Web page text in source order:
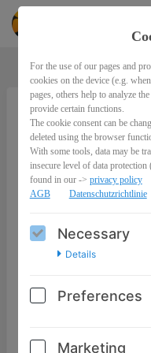
Webdesign
(Deutsch)
Ein kompakter
www.jonasarleth.com/
For the use of our pages and
cookies on the device (e.g.
pages, others help to analyze
provide certain functions.
The cookie consent can be
deleted using the browser
With some tools, data may be
insecure level of data
found in our -> privacy policy
AGB
Datenschutzrichtlinie
Necessary
Details
Preferences
Marketing